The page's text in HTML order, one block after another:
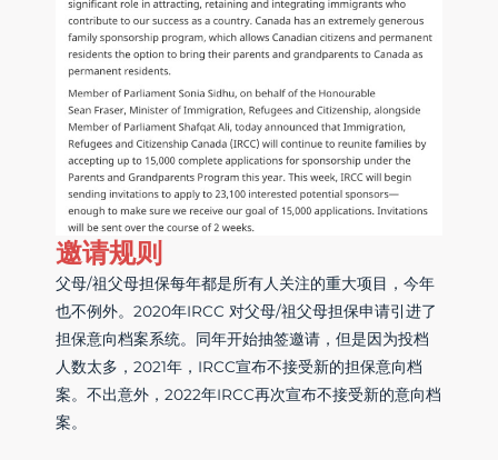
邀请规则
父母/祖父母担保每年都是所有人关注的重大项目，今年
也不例外。2020年IRCC 对父母/祖父母担保申请引进了
担保意向档案系统。同年开始抽签邀请，但是因为投档
人数太多，2021年，IRCC宣布不接受新的担保意向档
案。不出意外，2022年IRCC再次宣布不接受新的意向档
案。